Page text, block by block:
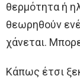
θερμότητα ή
θεωρηθούν
χάνεται.
Κάπως έτσι